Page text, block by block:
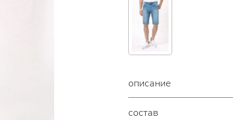
описание
состав